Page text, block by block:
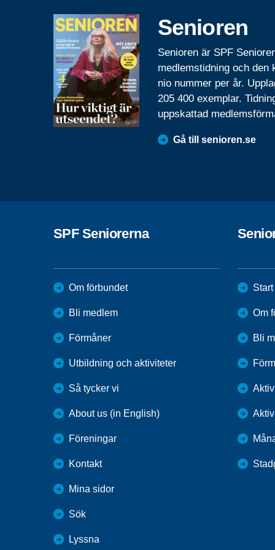
Senioren
Senioren är SPF
medlemstidning och den
nio nummer per år.
205 400 exemplar.
uppskattad
Gå till senioren.se
SPF Seniorerna
Om förbundet
Bli medlem
Förmåner
Utbildning och aktiviteter
Så tycker vi
About us (in English)
Föreningar
Kontakt
Mina sidor
Sök
Lyssna
Start
Om
Bli